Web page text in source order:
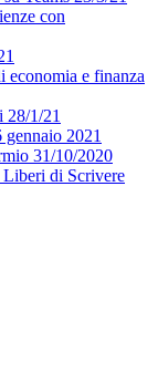
con
economia e finanza
28/1/21
2021
31/10/2020
di Scrivere